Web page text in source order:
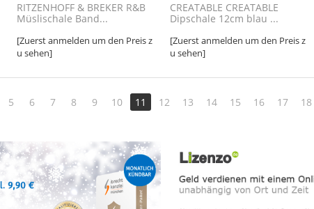
RITZENHOFF & BREKER R&B
Müslischale Band...
[Zuerst anmelden um den Preis z
u sehen]
CREATABLE CREATABLE
Dipschale 12cm blau ...
[Zuerst anmelden um den Preis z
u sehen]
5 6 7 8 9 10 11 12 13 14 15 16 17 18